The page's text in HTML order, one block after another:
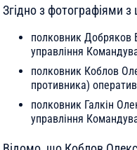
Згідно з фотографіями з
полковник Добряков
управління
полковник Коблов
противника)
полковник Галкін
управління